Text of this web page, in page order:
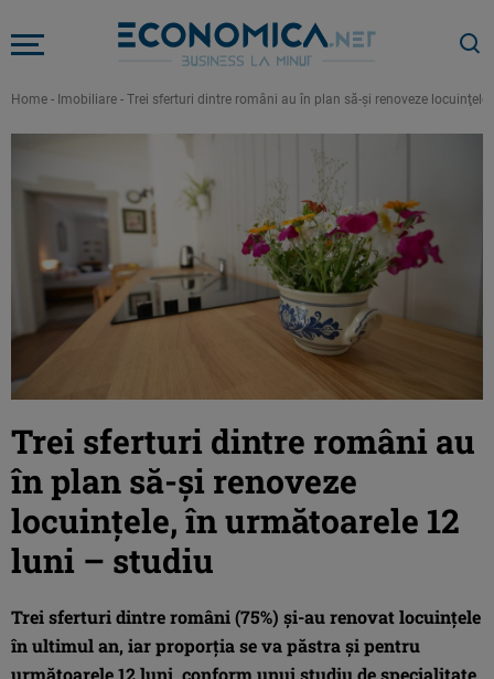
Home - Imobiliare - Trei sferturi dintre români au în plan să-şi renoveze
Trei sferturi dintre români au
în plan să-şi renoveze
locuinţele, în următoarele 12
luni – studiu
Trei sferturi dintre români (75%) şi-au renovat locuinţele
în ultimul an, iar proporţia se va păstra şi pentru
următoarele 12 luni, conform unui studiu de specialitate,